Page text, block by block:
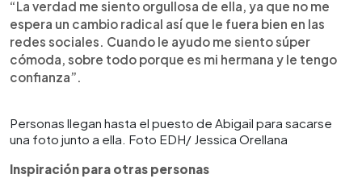
“La verdad me siento orgullosa de ella, ya que no me
espera un cambio radical así que le fuera bien en las
redes sociales. Cuando le ayudo me siento súper
cómoda, sobre todo porque es mi hermana y le tengo
confianza”.
Personas llegan hasta el puesto de Abigail para sacarse
una foto junto a ella. Foto EDH/ Jessica Orellana
Inspiración para otras personas